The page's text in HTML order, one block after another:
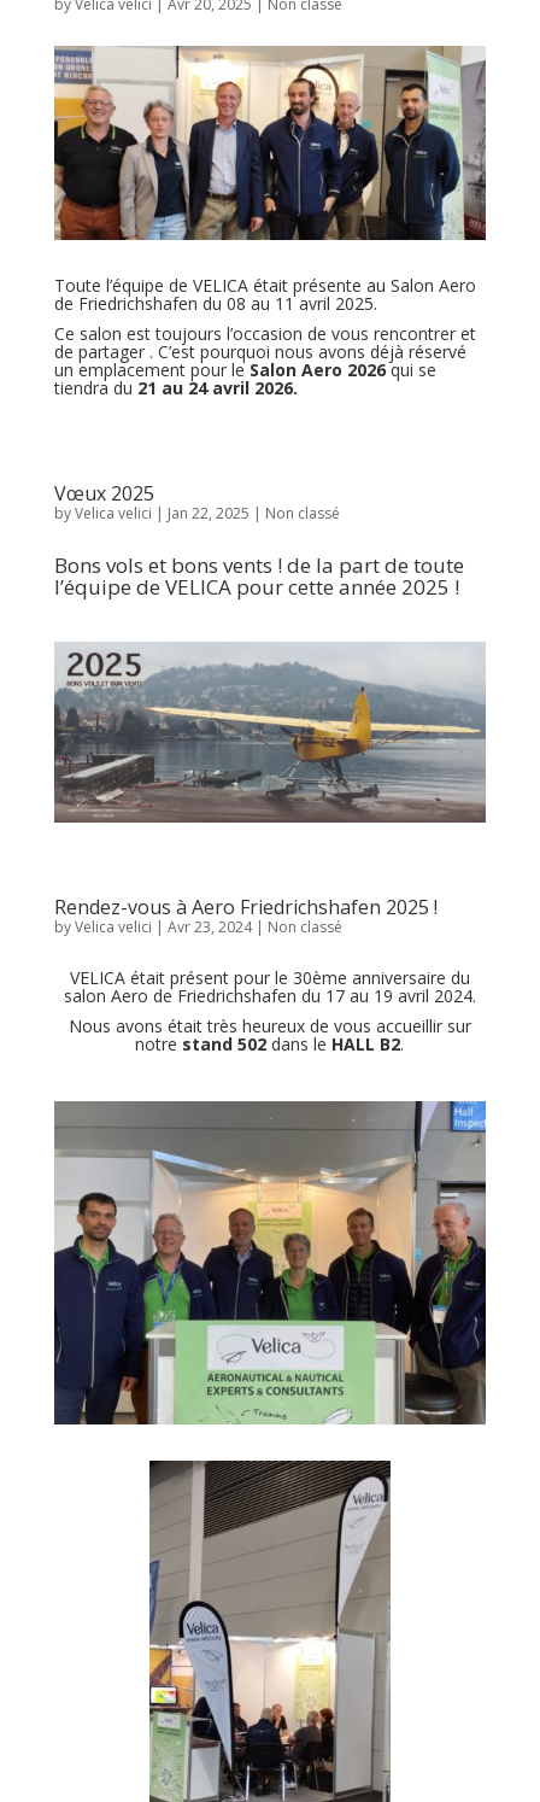
byVelica velici Avr 20, 2025 Non classé
Toute l’équipe de VELICA était présente au Salon Aero
de Friedrichshafen du 08 au 11 avril 2025.
Ce salon est toujours l’occasion de vous rencontrer et
de partager . C’est pourquoi nous avons déjà réservé
un emplacement pour le Salon Aero 2026qui se
tiendra du 21 au 24 avril 2026.
Vœux 2025
byVelica velici | Jan 22, 2025 | Non classé
Bons vols et bons vents ! de la part de toute
l’équipe de VELICA pour cette année 2025 !
Rendez-vous à Aero Friedrichshafen 2025 !
byVelica velici | Avr 23, 2024| Non classé
VELICA était présent pour le 30ème anniversaire du
salon Aero de Friedrichshafen du 17 au 19 avril 2024.
Nous avons était très heureux de vous accueillir sur
notre stand 502 dans le HALL B2.